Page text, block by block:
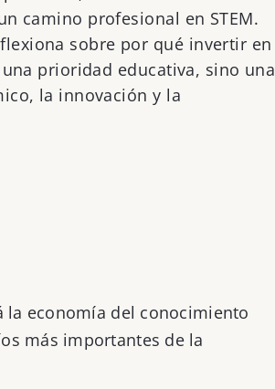
camino profesional en STEM.
sobre por qué invertir en
prioridad educativa, sino una
la innovación y la
economía del conocimiento
más importantes de la